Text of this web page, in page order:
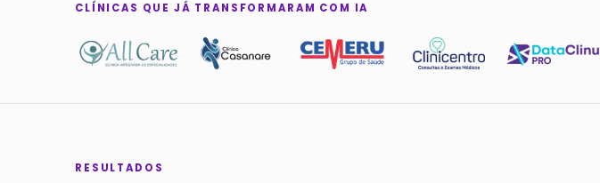
CLÍNICAS QUE JÁ TRANSFORMARAM COM IA
RESULTADOS